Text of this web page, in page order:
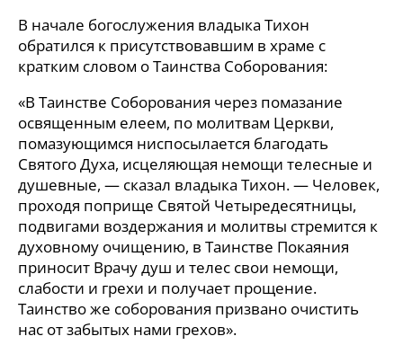
В начале богослужения владыка Тихон
обратился к присутствовавшим в храме с
кратким словом о Таинства Соборования:
«В Таинстве Соборования через помазание
освященным елеем, по молитвам Церкви,
помазующимся ниспосылается благодать
Святого Духа, исцеляющая немощи телесные и
душевные, — сказал владыка Тихон. — Человек,
проходя поприще Святой Четыредесятницы,
подвигами воздержания и молитвы стремится к
духовному очищению, в Таинстве Покаяния
приносит Врачу душ и телес свои немощи,
слабости и грехи и получает прощение.
Таинство же соборования призвано очистить
нас от забытых нами грехов».